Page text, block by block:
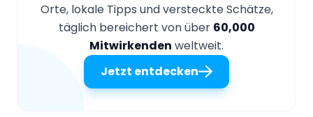
Orte, lokale Tipps und versteckte Schätze,
täglich bereichert von über 60,000
Mitwirkenden weltweit.
Jetzt entdecken